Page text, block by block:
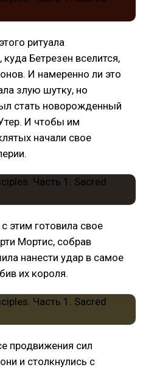
ритуала
Бетрезен вселится,
И намеренно ли это
злую шутку, но
стать новорожденный
И чтобы им
начали свое
этим готовила свое
Мортис, собрав
нанести удар в самое
их короля.
продвижения сил
и столкнулись с